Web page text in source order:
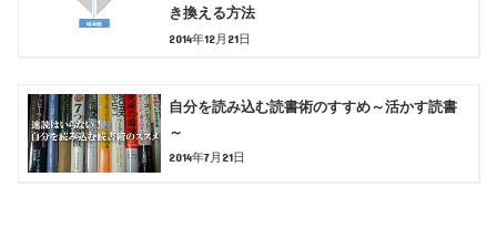
き換える方法
2014年12月21日
自分を読み込む読書術のすすめ～活かす読書
～
2014年7月21日